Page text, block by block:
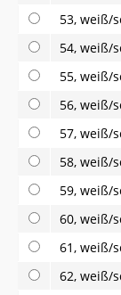
53, weiß/
54, weiß/
55, weiß/
56, weiß/
57, weiß/
58, weiß/
59, weiß/
60, weiß/
61, weiß/
62, weiß/